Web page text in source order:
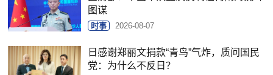
图谋
时事 2026-08-07
日感谢郑丽文捐款“青鸟”气炸，质问国民
党：为什么不反日？